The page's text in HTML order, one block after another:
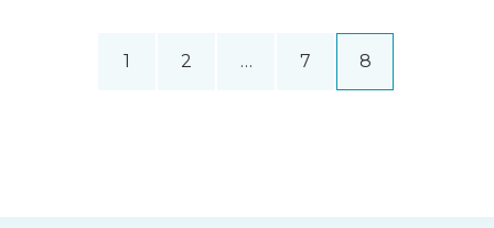
1 2 … 7 8